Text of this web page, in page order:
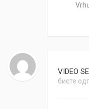
VIDEO
бисте